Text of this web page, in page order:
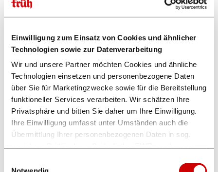
Einwilligung zum Einsatz von Cookies und ähnlicher
Technologien sowie zur Datenverarbeitung
Wir und unsere Partner möchten Cookies und ähnliche
Technologien einsetzen und personenbezogene Daten
über Sie für Marketingzwecke sowie für die Bereitstellung
funktioneller Services verarbeiten. Wir schätzen Ihre
Privatsphäre und bitten Sie daher um Ihre Einwilligung.
Ihre Einwilligung umfasst unter Umständen auch die
Übermittlung Ihrer personenbezogenen Daten in sog.
Datenschutzniveau gewährleistet ist. Es besteht u.a. das
personenbezogenen Daten ist Art. 6 Abs. 1 lit. f) DSGVO. Das
von uns verfolgte berechtigte Interesse liegt in einer
Gewährleistung einer effektiveren Kommunikation mit
(potenziellen) Kunden und Interessenten.
c) Durchführung von Gewinnspielen
Sofern Sie auf einer unserer Facebook Fanpages an einem
unserer Gewinnspiele teilnehmen, verarbeiten wir Ihre Daten
auch zur Durchführung des jeweiligen Gewinnspiels. Zweck
der Verarbeitung personenbezogener Daten ist die Ermittlung
der Gewinnerin oder des Gewinners bzw. der Gewinner
sowie deren Bekanntgabe und die Ausspielung der Gewinne.